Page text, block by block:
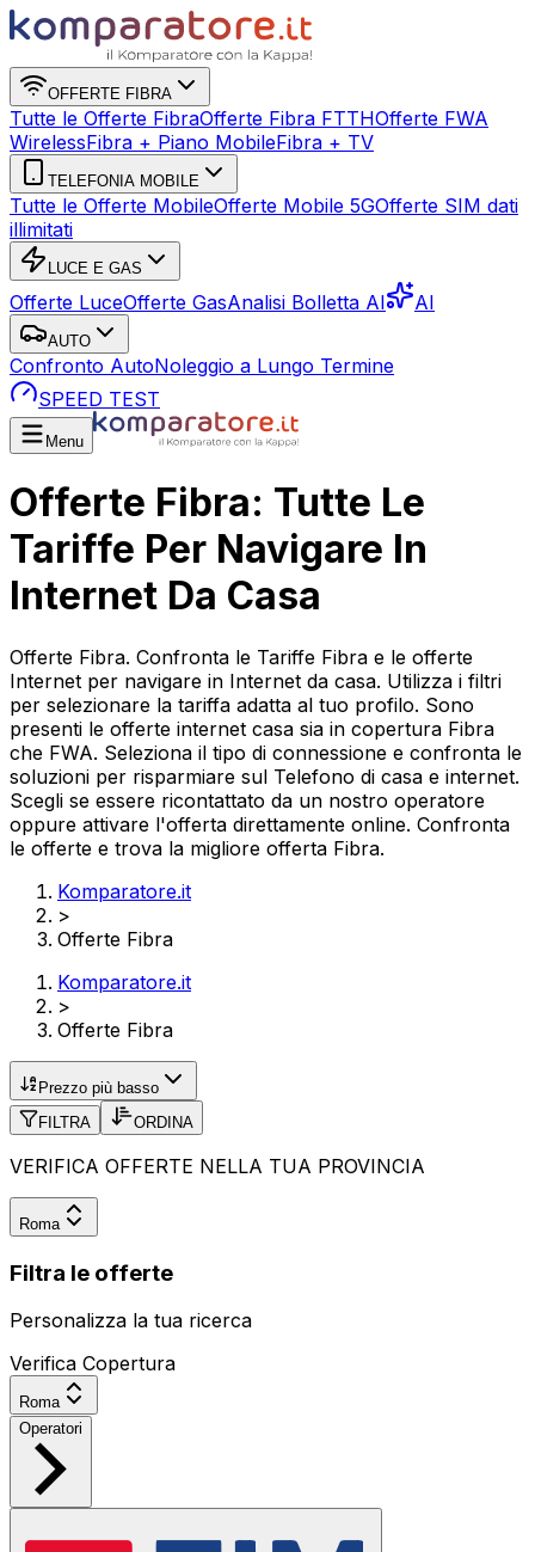
OFFERTE FIBRA
Tutte le Offerte FibraOfferte Fibra FTTHOfferte FWA
WirelessFibra + Piano MobileFibra + TV
TELEFONIA MOBILE
Tutte le Offerte MobileOfferte Mobile 5GOfferte SIM dati
illimitati
LUCE E GAS
Offerte LuceOfferte GasAnalisi Bolletta AI AI
AUTO
Confronto AutoNoleggio a Lungo Termine
SPEED TEST
Menu
Offerte Fibra: Tutte Le
Tariffe Per Navigare In
Internet Da Casa
Offerte Fibra. Confronta le Tariffe Fibra e le offerte
Internet per navigare in Internet da casa. Utilizza i filtri
per selezionare la tariffa adatta al tuo profilo. Sono
presenti le offerte internet casa sia in copertura Fibra
che FWA. Seleziona il tipo di connessione e confronta le
soluzioni per risparmiare sul Telefono di casa e internet.
Scegli se essere ricontattato da un nostro operatore
oppure attivare l'offerta direttamente online. Confronta
le offerte e trova la migliore offerta Fibra.
Komparatore.it
>
Offerte Fibra
Komparatore.it
>
Offerte Fibra
Prezzo più basso
FILTRA
ORDINA
VERIFICA OFFERTE NELLA TUA PROVINCIA
Roma
Filtra le offerte
Personalizza la tua ricerca
Verifica Copertura
Roma
Operatori